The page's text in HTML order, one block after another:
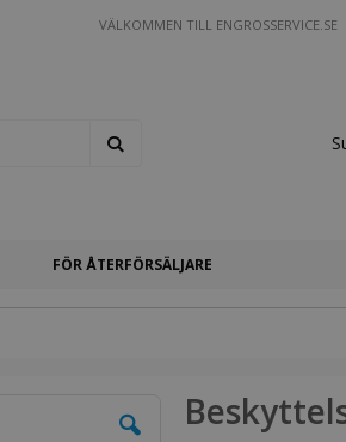
VÄLKOMMEN TILL ENGROSSERVICE.SE
FÖR ÅTERFÖRSÄLJARE